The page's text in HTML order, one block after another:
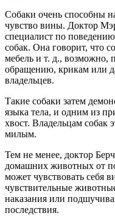
Собаки очень способны
чувство вины. Доктор
специалист по
собак. Она говорит, что
мебель и т. д., возможно,
обращению, крикам или
владельцев.
Такие собаки затем
языка тела, и одним из
хвост. Владельцам собак
милым.
Тем не менее, доктор Берч
домашних животных от
может чувствовать себя
чувствительные
наказания или
последствия.